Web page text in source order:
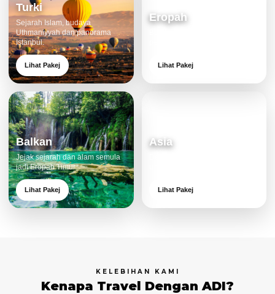
Turki
Sejarah Islam, budaya
Uthmaniyyah dan panorama
Istanbul.
Lihat Pakej
Eropah
Lihat Pakej
Balkan
Jejak sejarah dan alam semula
jadi Eropah Timur.
Lihat Pakej
Asia
Lihat Pakej
KELEBIHAN KAMI
Kenapa Travel Dengan ADI?